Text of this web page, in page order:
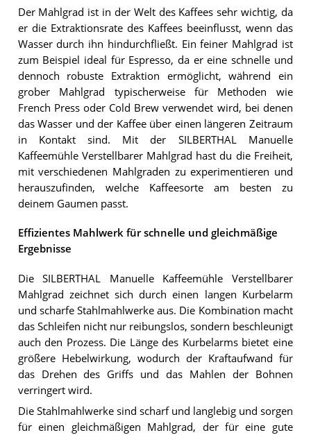
Der Mahlgrad ist in der Welt des Kaffees sehr wichtig, da
er die Extraktionsrate des Kaffees beeinflusst, wenn das
Wasser durch ihn hindurchfließt. Ein feiner Mahlgrad ist
zum Beispiel ideal für Espresso, da er eine schnelle und
dennoch robuste Extraktion ermöglicht, während ein
grober Mahlgrad typischerweise für Methoden wie
French Press oder Cold Brew verwendet wird, bei denen
das Wasser und der Kaffee über einen längeren Zeitraum
in Kontakt sind. Mit der SILBERTHAL Manuelle
Kaffeemühle Verstellbarer Mahlgrad hast du die Freiheit,
mit verschiedenen Mahlgraden zu experimentieren und
herauszufinden, welche Kaffeesorte am besten zu
deinem Gaumen passt.
Effizientes Mahlwerk für schnelle und gleichmäßige
Ergebnisse
Die SILBERTHAL Manuelle Kaffeemühle Verstellbarer
Mahlgrad zeichnet sich durch einen langen Kurbelarm
und scharfe Stahlmahlwerke aus. Die Kombination macht
das Schleifen nicht nur reibungslos, sondern beschleunigt
auch den Prozess. Die Länge des Kurbelarms bietet eine
größere Hebelwirkung, wodurch der Kraftaufwand für
das Drehen des Griffs und das Mahlen der Bohnen
verringert wird.
Die Stahlmahlwerke sind scharf und langlebig und sorgen
für einen gleichmäßigen Mahlgrad, der für eine gute